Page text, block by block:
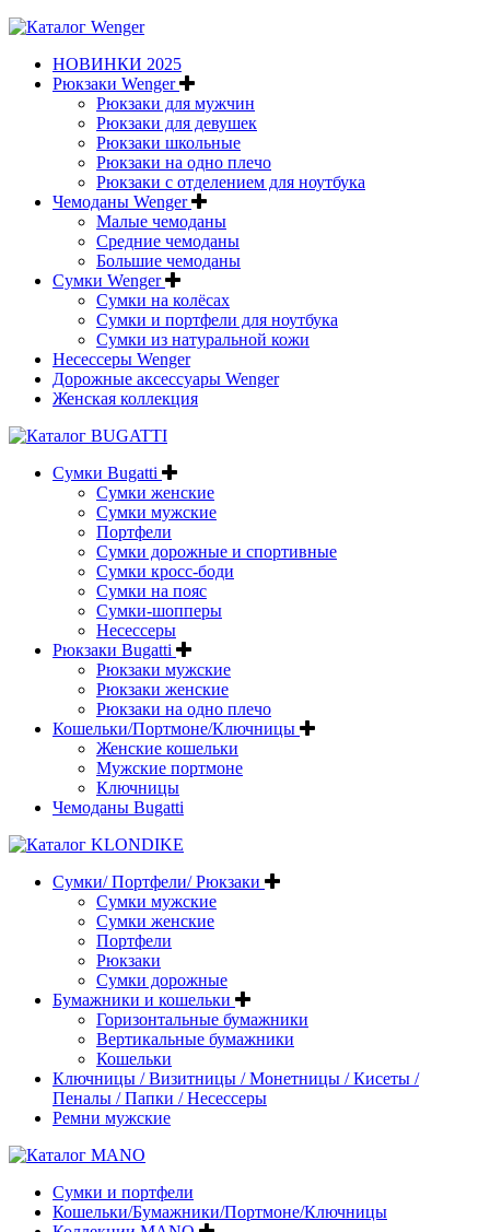
НОВИНКИ 2025
Рюкзаки Wenger
Рюкзаки для мужчин
Рюкзаки для девушек
Рюкзаки школьные
Рюкзаки на одно плечо
Рюкзаки с отделением для ноутбука
Чемоданы Wenger
Малые чемоданы
Средние чемоданы
Большие чемоданы
Сумки Wenger
Сумки на колёсах
Сумки и портфели для ноутбука
Сумки из натуральной кожи
Несессеры Wenger
Дорожные аксессуары Wenger
Женская коллекция
Сумки Bugatti
Сумки женские
Сумки мужские
Портфели
Сумки дорожные и спортивные
Сумки кросс-боди
Сумки на пояс
Сумки-шопперы
Несессеры
Рюкзаки Bugatti
Рюкзаки мужские
Рюкзаки женские
Рюкзаки на одно плечо
Кошельки/Портмоне/Ключницы
Женские кошельки
Мужские портмоне
Ключницы
Чемоданы Bugatti
Сумки/ Портфели/ Рюкзаки
Сумки мужские
Сумки женские
Портфели
Рюкзаки
Сумки дорожные
Бумажники и кошельки
Горизонтальные бумажники
Вертикальные бумажники
Кошельки
Ключницы / Визитницы / Монетницы / Кисеты /
Пеналы / Папки / Несессеры
Ремни мужские
Сумки и портфели
Кошельки/Бумажники/Портмоне/Ключницы